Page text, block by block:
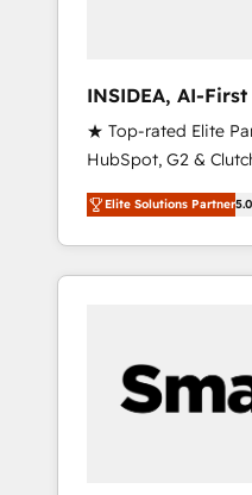
INSIDEA, AI-
RevOps
★ Top-rated Elite
HubSpot, G2 &
Experts & Trainers
implementations
RevOps-led,
the Year 2024/25 INSIDEA helps growing companies
workflows that
your time zone. What we do ➤ Onboarding: Live in
weeks, with
Elite Solutions Partner5.0